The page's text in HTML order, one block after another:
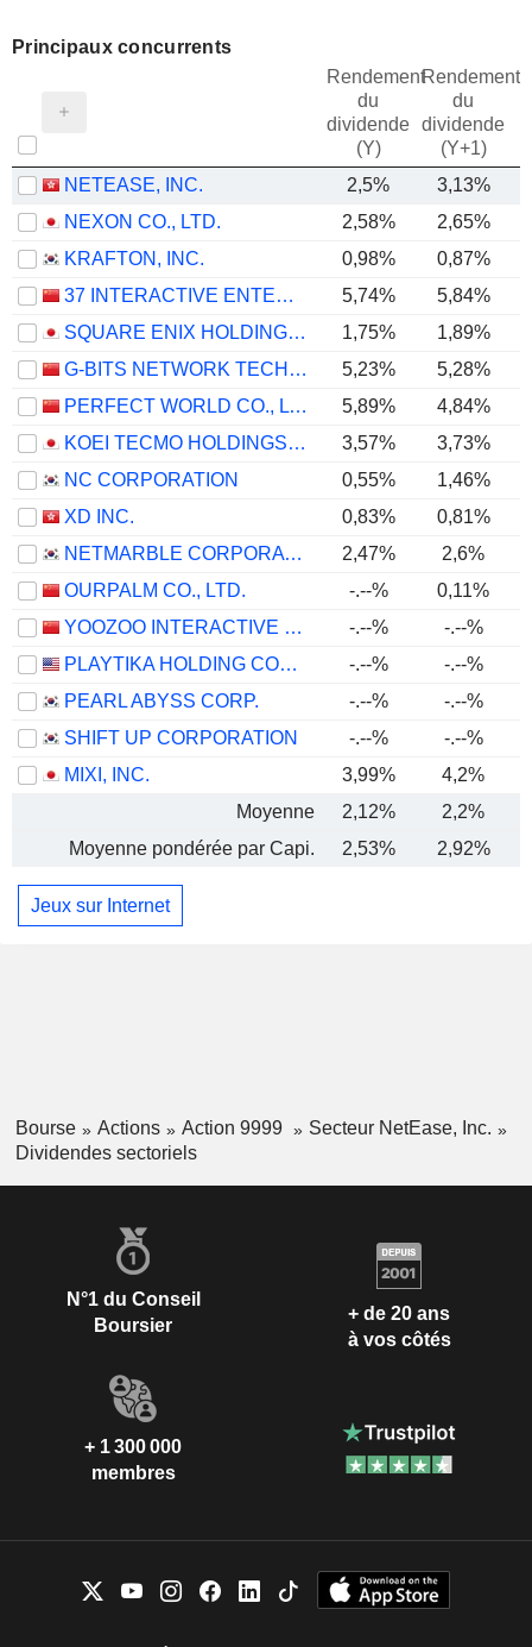
Principaux concurrents
Rendement
du
dividende
(Y)
Rendement
du
dividende
(Y+1)
NETEASE, INC. 2,5% 3,13%
NEXON CO., LTD.
2,58% 2,65%
KRAFTON, INC.
0,98% 0,87%
37 INTERACTIVE ENTERTAINMENT NETWORK TECHNOLOGY GROUP CO., LTD.
5,74% 5,84%
SQUARE ENIX HOLDINGS CO., LTD.
1,75% 1,89%
G-BITS NETWORK TECHNOLOGY (XIAMEN) CO., LTD.
5,23% 5,28%
PERFECT WORLD CO., LTD.
5,89%
4,84%
KOEI TECMO HOLDINGS CO., LTD.
3,57% 3,73%
NC CORPORATION
0,55% 1,46%
XD INC.
0,83% 0,81%
NETMARBLE CORPORATION
2,47%
2,6%
OURPALM CO., LTD.
-.--% 0,11%
YOOZOO INTERACTIVE CO., LTD.
-.--% -.--%
PLAYTIKA HOLDING CORP.
-.--%
-.--%
PEARL ABYSS CORP.
-.--%
-.--%
SHIFT UP CORPORATION
-.--% -.--%
MIXI, INC.
3,99% 4,2%
Moyenne
2,12% 2,2%
Moyenne pondérée par Capi.
2,53% 2,92%
Jeux sur Internet
Bourse Actions Action 9999
Secteur NetEase, Inc.
Dividendes sectoriels
N°1 du Conseil
Boursier
+ de 20 ans
à vos côtés
+ 1 300 000
membres